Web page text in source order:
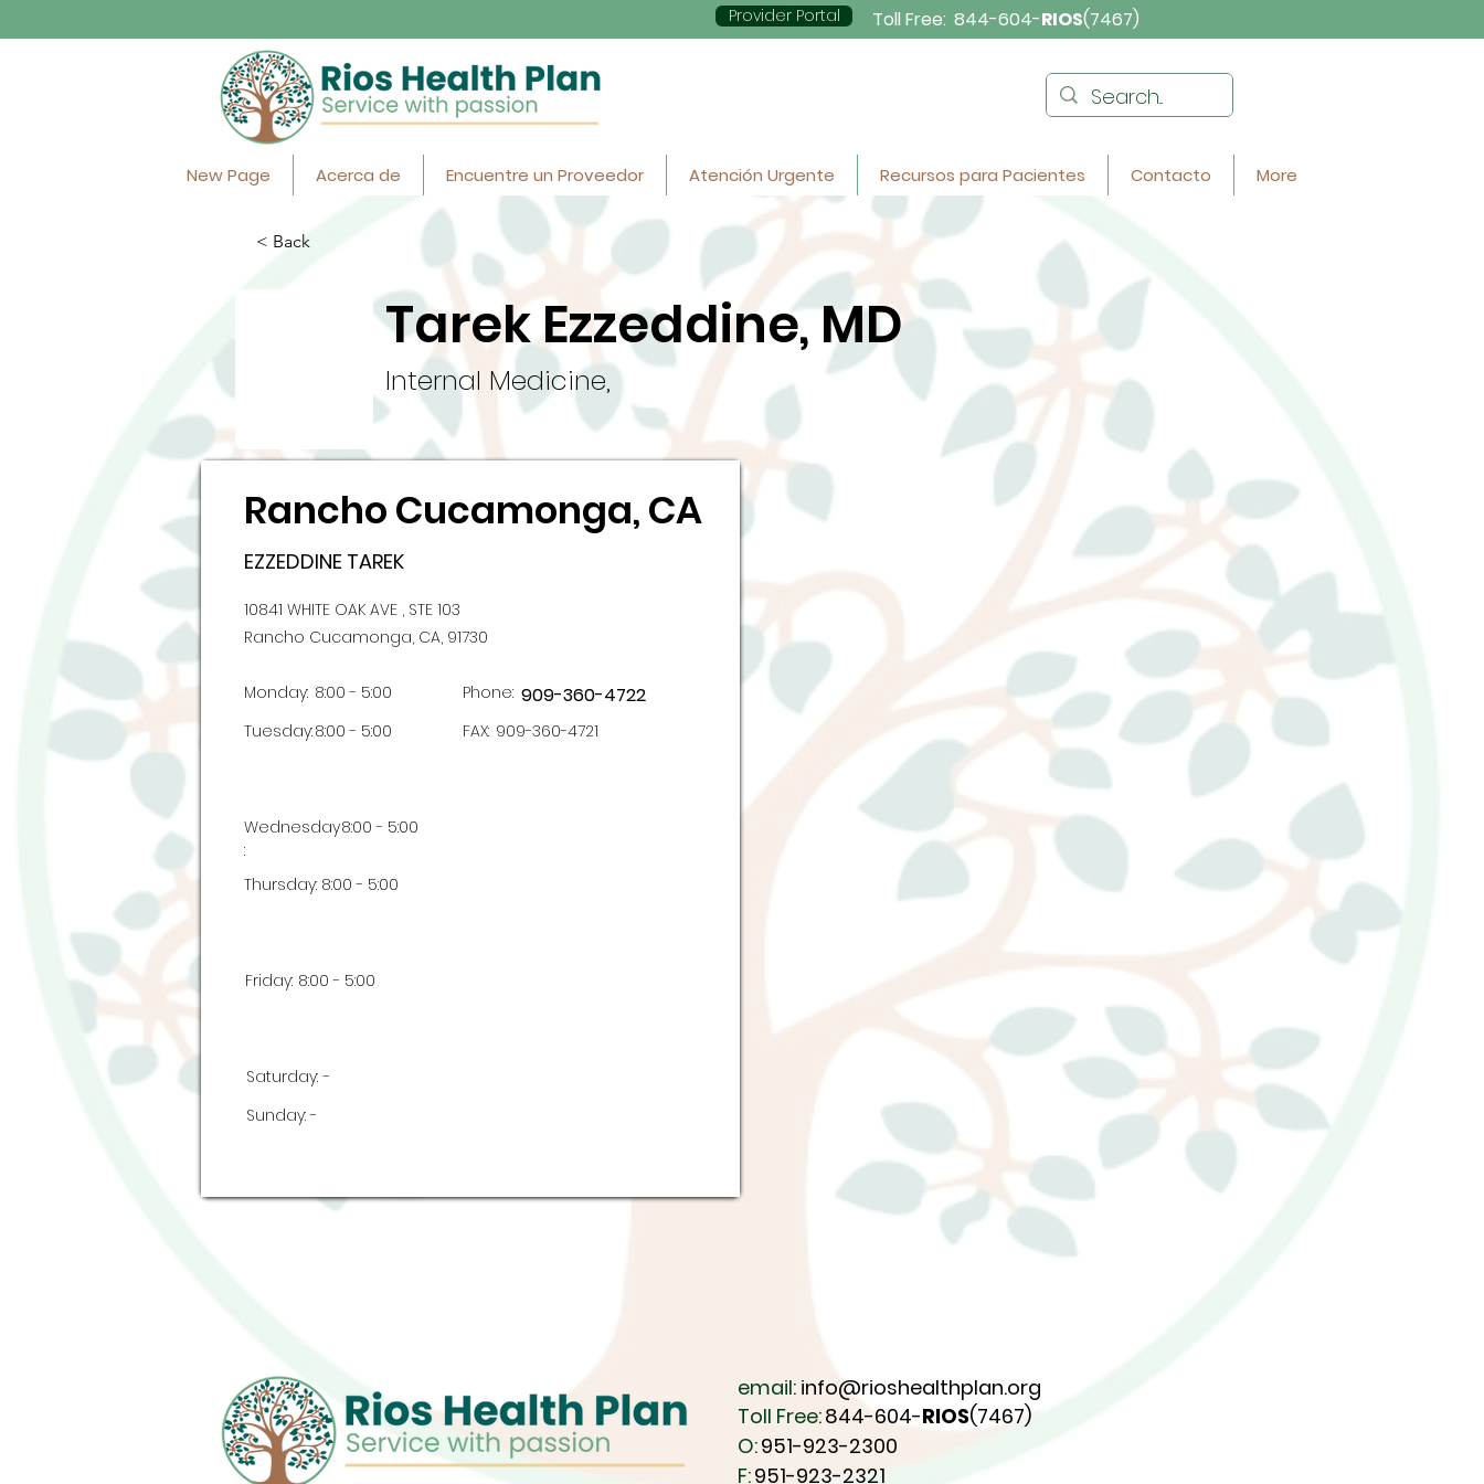
Provider Portal Toll Free: 844-604-RIOS(7467)
New Page Acerca de Encuentre un Proveedor Atención Urgente Recursos para Pacientes Contacto More
< Back
Tarek Ezzeddine, MD
Internal Medicine,
Rancho Cucamonga, CA
EZZEDDINE TAREK
10841 WHITE OAK AVE , STE 103
Rancho Cucamonga, CA, 91730
Monday: 8:00 - 5:00 Phone: 909-360-4722
Tuesday:8:00 - 5:00 FAX: 909-360-4721
Wednesday
:
8:00 - 5:00
Thursday: 8:00 - 5:00
Friday: 8:00 - 5:00
Saturday: -
Sunday: -
email: info@rioshealthplan.org
Toll Free:844-604-RIOS(7467)
O:951-923-2300
F:951-923-2321